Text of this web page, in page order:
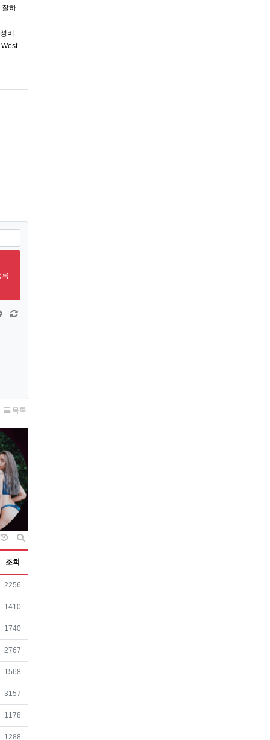
잘하
비
록
늘이기
댓글창 줄이기
목록
날짜순 정렬
게시판 검색
조회
조회
2256
조회
1410
조회
1740
조회
2767
조회
1568
조회
3157
조회
1178
조회
1288